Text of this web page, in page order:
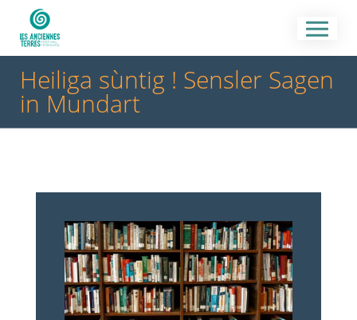
Heiliga sùntig ! Sensler Sagen
in Mundart